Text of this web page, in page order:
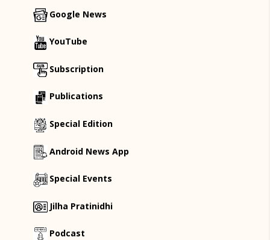
Google News
YouTube
Subscription
Publications
Special Edition
Android News App
Special Events
Jilha Pratinidhi
Podcast